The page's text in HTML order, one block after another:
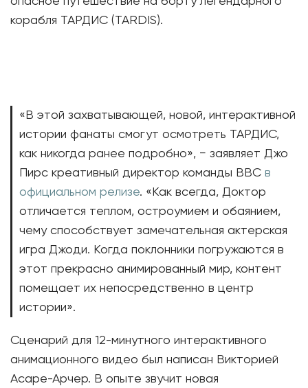
корабля ТАРДИС (TARDIS).
«В этой захватывающей, новой, интерактивной
истории фанаты смогут осмотреть ТАРДИС,
как никогда ранее подробно», − заявляет Джо
Пирс креативный директор команды BBC в
официальном релизе. «Как всегда, Доктор
отличается теплом, остроумием и обаянием,
чему способствует замечательная актерская
игра Джоди. Когда поклонники погружаются в
этот прекрасно анимированный мир, контент
помещает их непосредственно в центр
истории».
Сценарий для 12-минутного интерактивного
анимационного видео был написан Викторией
Асаре-Арчер. В опыте звучит новая